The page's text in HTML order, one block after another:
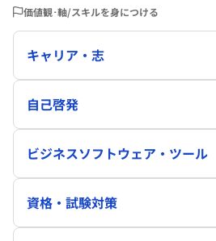
価値観･軸/スキルを身につける
キャリア・志
自己啓発
ビジネスソフトウェア・ツール
資格・試験対策